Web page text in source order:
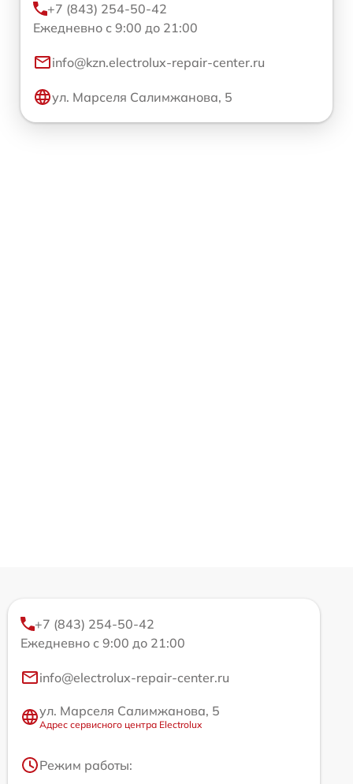
+7 (843) 254-50-42
Ежедневно с 9:00 до 21:00
info@kzn.electrolux-repair-center.ru
ул. Марселя Салимжанова, 5
+7 (843) 254-50-42
Ежедневно с 9:00 до 21:00
info@electrolux-repair-center.ru
ул. Марселя Салимжанова, 5
Адрес сервисного центра Electrolux
Режим работы: